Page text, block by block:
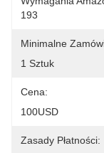
193
Minimalne
1 Sztuk
Cena:
100USD
Zasady Płatności: